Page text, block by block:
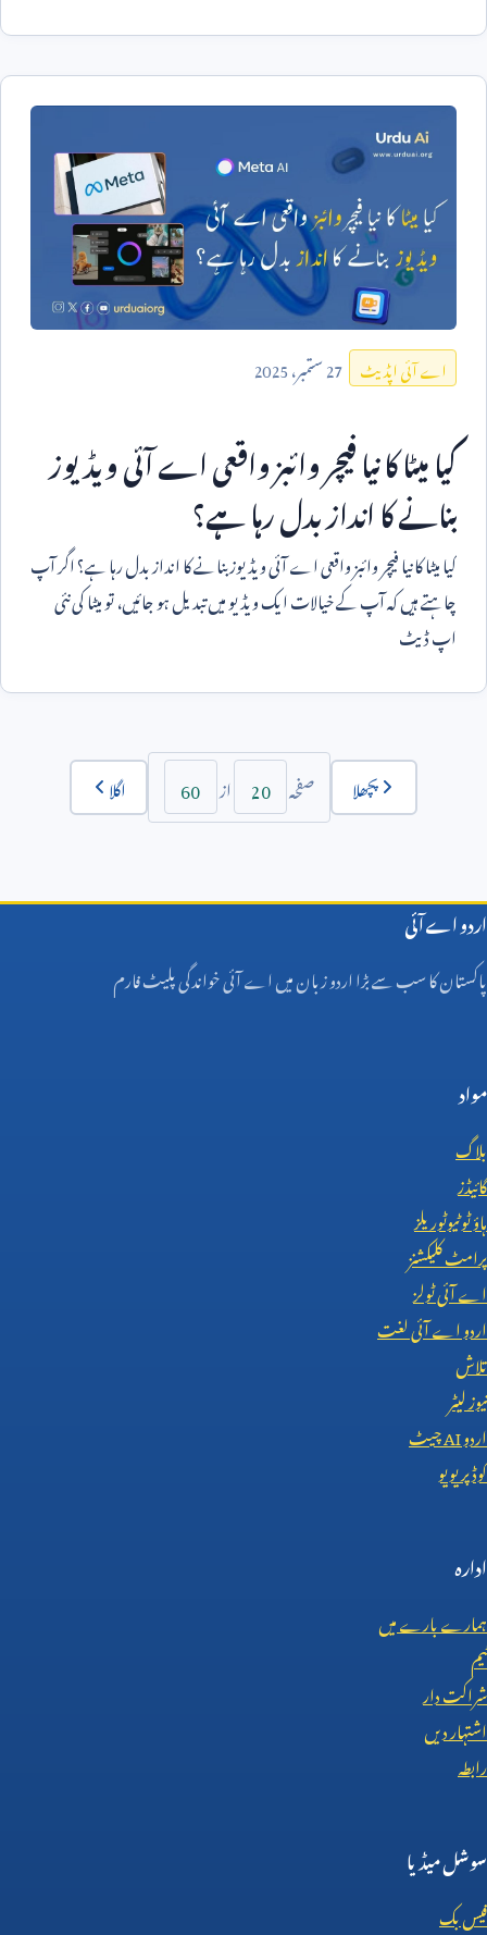
اے آئی اپڈیٹ 27ستمبر،2025
کیا میٹا کا نیا فیچر وائبز واقعی اے آئی ویڈیوز
بنانے کا انداز بدل رہا ہے؟
کیا میٹا کا نیا فیچر وائبز واقعی اے آئی ویڈیوز بنانے کا انداز بدل رہا ہے؟ اگر آپ
چاہتے ہیں کہ آپ کے خیالات ایک ویڈیو میں تبدیل ہو جائیں، تو میٹا کی نئی
اپ ڈیٹ
پچھلا صفحہ 20 از 60 اگلا
اردو اے آئی
پاکستان کا سب سے بڑا اردو زبان میں اے آئی خواندگی پلیٹ فارم
مواد
بلاگ
گائیڈز
ہاؤ ٹو ٹیوٹوریلز
پرامٹ کلیکشنز
اے آئی ٹولز
اردو اے آئی لغت
تلاش
نیوز لیٹر
اردوAIچیٹ
کوڈ پریویو
ادارہ
ہمارے بارے میں
ٹیم
شراکت دار
اشتہار دیں
رابطہ
سوشل میڈیا
فیس بک